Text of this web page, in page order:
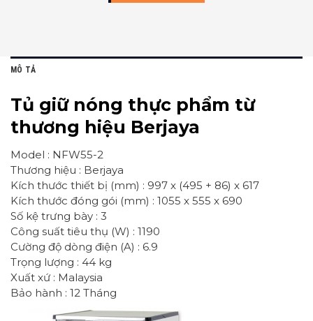
MÔ TẢ
Tủ giữ nóng thực phẩm từ
thương hiệu Berjaya
Model : NFW55-2
Thương hiệu : Berjaya
Kích thước thiết bị (mm) : 997 x (495 + 86) x 617
Kích thước đóng gói (mm) : 1055 x 555 x 690
Số kệ trưng bày : 3
Công suất tiêu thụ (W) : 1190
Cường độ dòng điện (A) : 6.9
Trọng lượng : 44 kg
Xuất xứ : Malaysia
Bảo hành : 12 Tháng